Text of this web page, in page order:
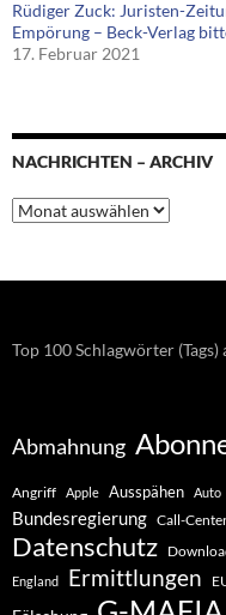
Rüdiger Zuck: Juristen-
Empörung – Beck-Verlag
17. Februar 2021
NACHRICHTEN – ARCHIV
Nachrichten
–
Top 100 Schlagwörter
Abmahnung
Angriff Apple Ausspähen Auto
Bundesregierung Call-
Datenschutz
England Ermittlungen